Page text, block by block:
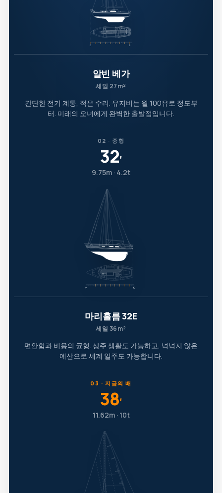
알빈 베가
세일 27m²
간단한 전기 계통, 적은 수리. 유지비는 월 100유로 정도부
터. 미래의 오너에게 완벽한 출발점입니다.
02 · 중형
32′
9.75m · 4.2t
마리홀름 32E
세일 36m²
편안함과 비용의 균형. 상주 생활도 가능하고, 넉넉지 않은
예산으로 세계 일주도 가능합니다.
03 · 지금의 배
38′
11.62m · 10t